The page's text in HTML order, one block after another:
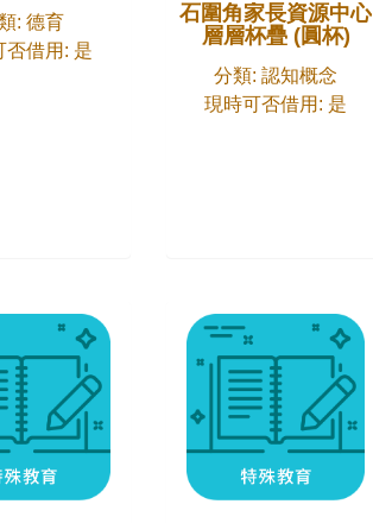
: 德育
否借用: 是
石圍角家長資源中心
層層杯疊 (圓杯)
分類: 認知概念
現時可否借用: 是